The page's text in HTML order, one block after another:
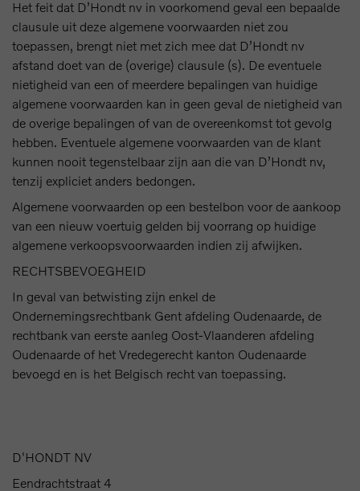
Het feit dat D’Hondt nv in voorkomend geval een bepaalde
clausule uit deze algemene voorwaarden niet zou
toepassen, brengt niet met zich mee dat D’Hondt nv
afstand doet van de (overige) clausule (s). De eventuele
nietigheid van een of meerdere bepalingen van huidige
algemene voorwaarden kan in geen geval de nietigheid van
de overige bepalingen of van de overeenkomst tot gevolg
hebben. Eventuele algemene voorwaarden van de klant
kunnen nooit tegenstelbaar zijn aan die van D’Hondt nv,
tenzij expliciet anders bedongen.
Algemene voorwaarden op een bestelbon voor de aankoop
van een nieuw voertuig gelden bij voorrang op huidige
algemene verkoopsvoorwaarden indien zij afwijken.
RECHTSBEVOEGHEID
In geval van betwisting zijn enkel de
Ondernemingsrechtbank Gent afdeling Oudenaarde, de
rechtbank van eerste aanleg Oost-Vlaanderen afdeling
Oudenaarde of het Vredegerecht kanton Oudenaarde
bevoegd en is het Belgisch recht van toepassing.
D'HONDT NV
Eendrachtstraat 4